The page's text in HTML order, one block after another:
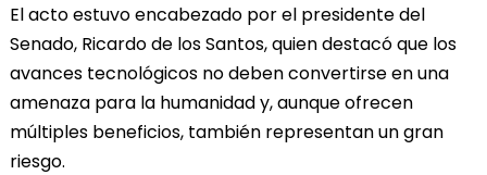
El acto estuvo encabezado por el presidente del
Senado, Ricardo de los Santos, quien destacó que los
avances tecnológicos no deben convertirse en una
amenaza para la humanidad y, aunque ofrecen
múltiples beneficios, también representan un gran
riesgo.